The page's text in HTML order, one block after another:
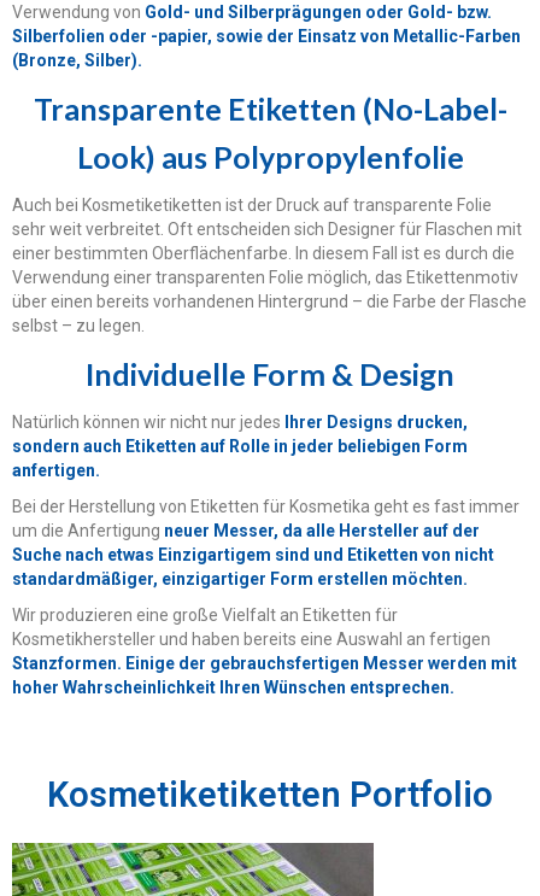
Verwendung von Gold- und Silberprägungen oder Gold- bzw.
Silberfolien oder -papier, sowie der Einsatz von Metallic-Farben
(Bronze, Silber).
Transparente Etiketten (No-Label-
Look) aus Polypropylenfolie
Auch bei Kosmetiketiketten ist der Druck auf transparente Folie
sehr weit verbreitet. Oft entscheiden sich Designer für Flaschen mit
einer bestimmten Oberflächenfarbe. In diesem Fall ist es durch die
Verwendung einer transparenten Folie möglich, das Etikettenmotiv
über einen bereits vorhandenen Hintergrund – die Farbe der Flasche
selbst – zu legen.
Individuelle Form & Design
Natürlich können wir nicht nur jedes
Ihrer Designs drucken,
sondern auch Etiketten auf Rolle in jeder beliebigen Form
anfertigen.
Bei der Herstellung von Etiketten für Kosmetika geht es fast immer
um die Anfertigung neuer Messer, da alle Hersteller auf der
Suche nach etwas Einzigartigem sind und Etiketten von nicht
standardmäßiger, einzigartiger Form erstellen möchten.
Wir produzieren eine große Vielfalt an Etiketten für
Kosmetikhersteller und haben bereits eine Auswahl an fertigen
Stanzformen. Einige der gebrauchsfertigen Messer werden mit
hoher Wahrscheinlichkeit Ihren Wünschen entsprechen.
Kosmetiketiketten Portfolio